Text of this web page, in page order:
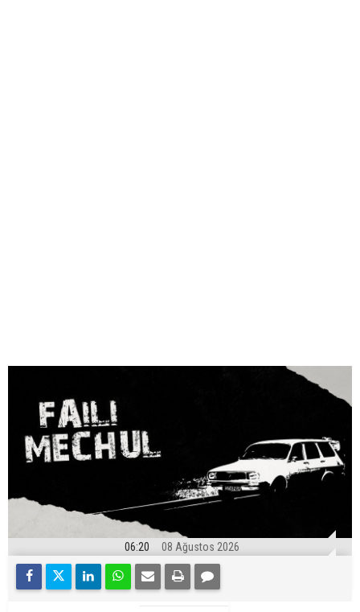
06:20 08 Ağustos 2026